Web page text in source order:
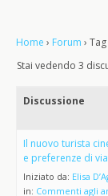
Home › Forum ›
Stai vedendo 3
Discussione
Il nuovo turista
e preferenze di
Iniziato da: Elisa
in: Commenti agli